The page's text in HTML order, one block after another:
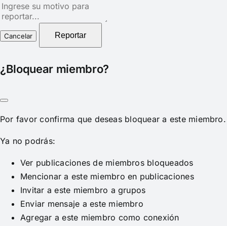
Nota
del
reporte
Reportar
¿Bloquear miembro?
Por favor confirma que deseas bloquear a este miembro.
Ya no podrás:
Ver publicaciones de miembros bloqueados
Mencionar a este miembro en publicaciones
Invitar a este miembro a grupos
Enviar mensaje a este miembro
Agregar a este miembro como conexión